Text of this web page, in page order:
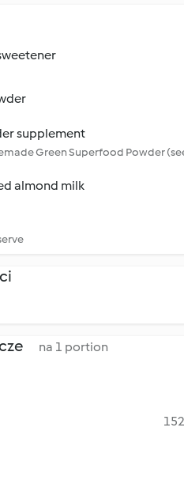
supplement
Green Superfood Powder
almond milk
na 1 portion